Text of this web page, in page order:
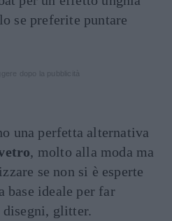
se preferite puntare
una perfetta alternativa
, molto alla moda ma
se non si è esperte
base ideale per far
glitter.